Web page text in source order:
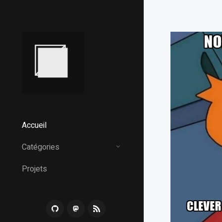
Accueil
Catégories
Projets
G
M